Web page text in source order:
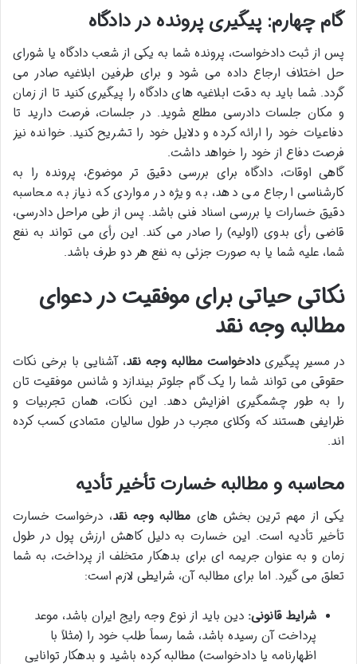
گام چهارم: پیگیری پرونده در دادگاه
پس از ثبت دادخواست، پرونده شما به یکی از شعب دادگاه یا شورای
حل اختلاف ارجاع داده می شود و برای طرفین ابلاغیه صادر می
گردد. شما باید به دقت ابلاغیه های دادگاه را پیگیری کنید تا از زمان
و مکان جلسات دادرسی مطلع شوید. در جلسات، فرصت دارید تا
دفاعیات خود را ارائه کرده و دلایل خود را تشریح کنید. خوانده نیز
فرصت دفاع از خود را خواهد داشت.
گاهی اوقات، دادگاه برای بررسی دقیق تر موضوع، پرونده را به
کارشناسی ارجاع می دهد، به ویژه در مواردی که نیاز به محاسبه
دقیق خسارات یا بررسی اسناد فنی باشد. پس از طی مراحل دادرسی،
قاضی رأی بدوی (اولیه) را صادر می کند. این رأی می تواند به نفع
شما، علیه شما یا به صورت جزئی به نفع هر دو طرف باشد.
نکاتی حیاتی برای موفقیت در دعوای
مطالبه وجه نقد
در مسیر پیگیریدادخواست مطالبه وجه نقد، آشنایی با برخی نکات
حقوقی می تواند شما را یک گام جلوتر بیندازد و شانس موفقیت تان
را به طور چشمگیری افزایش دهد. این نکات، همان تجربیات و
ظرایفی هستند که وکلای مجرب در طول سالیان متمادی کسب کرده
اند.
محاسبه و مطالبه خسارت تأخیر تأدیه
یکی از مهم ترین بخش های مطالبه وجه نقد، درخواست خسارت
تأخیر تأدیه است. این خسارت به دلیل کاهش ارزش پول در طول
زمان و به عنوان جریمه ای برای بدهکار متخلف از پرداخت، به شما
تعلق می گیرد. اما برای مطالبه آن، شرایطی لازم است:
شرایط قانونی: دین باید از نوع وجه رایج ایران باشد، موعد
پرداخت آن رسیده باشد، شما رسماً طلب خود را (مثلاً با
اظهارنامه یا دادخواست) مطالبه کرده باشید و بدهکار توانایی